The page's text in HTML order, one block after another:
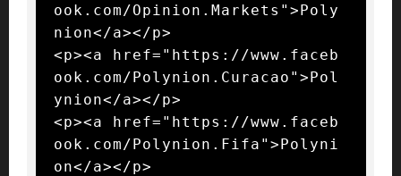
ook.com/Opinion.Markets">Poly
nion</a></p>
<p><a href="https://www.faceb
ook.com/Polynion.Curacao">Pol
ynion</a></p>
<p><a href="https://www.faceb
ook.com/Polynion.Fifa">Polyni
on</a></p>